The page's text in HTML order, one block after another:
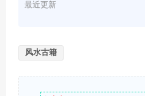
最近更新
风水古籍